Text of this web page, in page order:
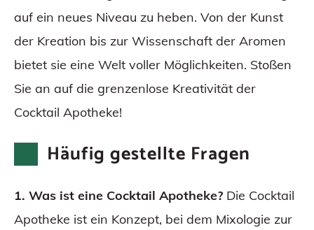
auf ein neues Niveau zu heben. Von der Kunst
der Kreation bis zur Wissenschaft der Aromen
bietet sie eine Welt voller Möglichkeiten. Stoßen
Sie an auf die grenzenlose Kreativität der
Cocktail Apotheke!
Häufig gestellte Fragen
1. Was ist eine Cocktail Apotheke? Die Cocktail
Apotheke ist ein Konzept, bei dem Mixologie zur